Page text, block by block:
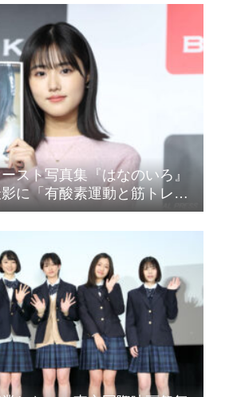
スト写真集『はなのいろ』
に「有酸素運動と筋トレを